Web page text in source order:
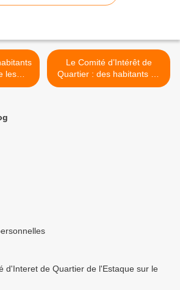
les
Le Comité d’Intérêt de
Quartier : des habitants au
service de leur quartier >
d'Interet de Quartier de l'Estaque sur le